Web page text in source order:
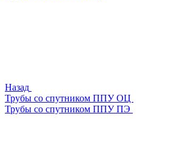
Назад
Трубы со спутником ППУ ОЦ
Трубы со спутником ППУ ПЭ